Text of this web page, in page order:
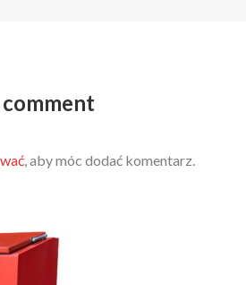
, aby móc dodać komentarz.